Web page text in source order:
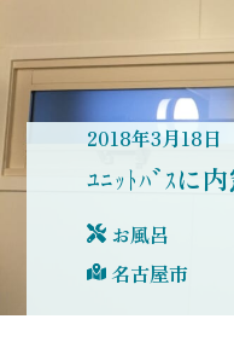
2018年3月18日
ﾕﾆｯﾄﾊﾞｽに
お風呂
名古屋市